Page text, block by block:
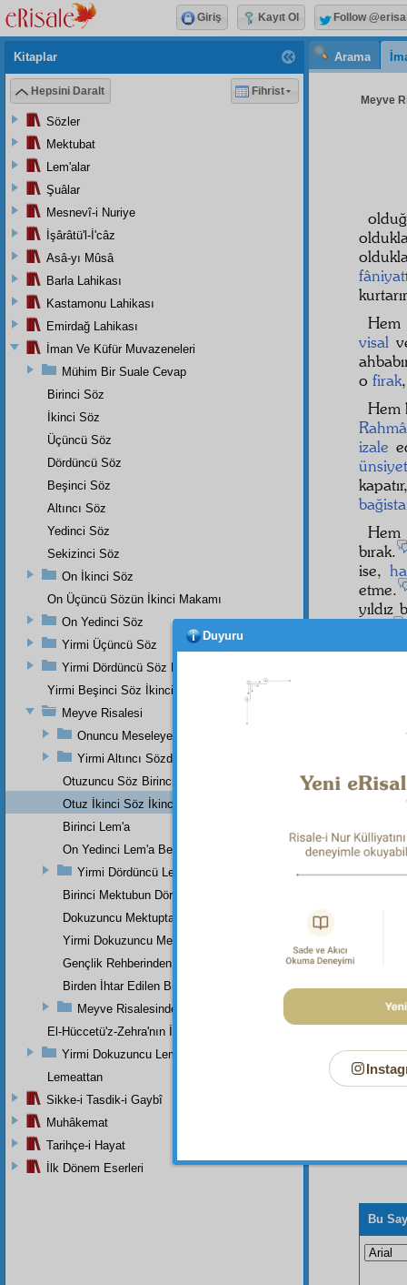
Arama
Meyve
fâniyat
Hem
visal
o firak
Hem
izale
Hem
bırak.
ise,
etme.
bk.
bk. Âl-i
31:33.
Dipnot-4
bk.
Bu
Kitaplar
Hepsini Daralt Fihrist
Sözler
Mektubat
Lem'alar
Şuâlar
Mesnevî-i Nuriye
İşârâtü'l-İ'câz
Asâ-yı Mûsâ
Barla Lahikası
Kastamonu Lahikası
Emirdağ Lahikası
İman Ve Küfür Muvazeneleri
Mühim Bir Suale Cevap
Birinci Söz
İkinci Söz
Üçüncü Söz
Dördüncü Söz
Beşinci Söz
Altıncı Söz
Yedinci Söz
Sekizinci Söz
On İkinci Söz
On Üçüncü Sözün İkinci Makamı
On Yedinci Söz
Yirmi Üçüncü Söz
Yirmi Dördüncü Söz Beşinci Dal
Yirmi Beşinci Söz İkinci Cilve
Meyve Risalesi
Onuncu Meseleye Bir Hatime Olarak İki Haşiye
Yirmi Altıncı Sözden
Otuzuncu Söz Birinci Maksat
Otuz İkinci Söz İkinci Noktanın İkinci Mebhası
Birinci Lem'a
On Yedinci Lem'a Beşinci Nota
Yirmi Dördüncü Lem'a
Birinci Mektubun Dördüncü Suali
Dokuzuncu Mektuptan
Yirmi Dokuzuncu Mektup Beşinci Risale Olan Beşinci Kısım
Gençlik Rehberinden
Birden İhtar Edilen Bir Mes'ele-i Mühimme
Meyve Risalesinden
El-Hüccetü'z-Zehra'nın İkinci Makamı
Yirmi Dokuzuncu Lem'a İkinci Bab
Lemeattan
Sikke-i Tasdik-i Gaybî
Muhâkemat
Tarihçe-i Hayat
İlk Dönem Eserleri
Giriş Kayıt Ol Follow
Duyuru